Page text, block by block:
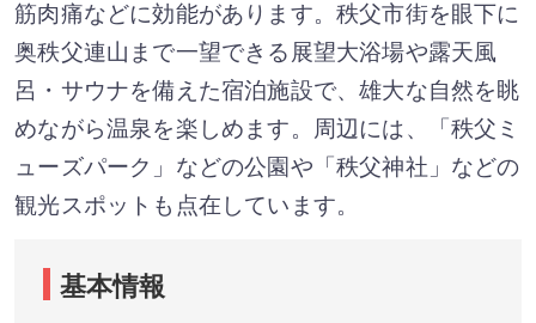
筋肉痛などに効能があります。秩父市街を眼下に
奥秩父連山まで一望できる展望大浴場や露天風
呂・サウナを備えた宿泊施設で、雄大な自然を眺
めながら温泉を楽しめます。周辺には、「秩父ミ
ューズパーク」などの公園や「秩父神社」などの
観光スポットも点在しています。
基本情報